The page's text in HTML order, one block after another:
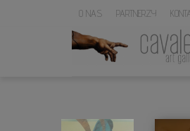
O NAS PARTNERZY